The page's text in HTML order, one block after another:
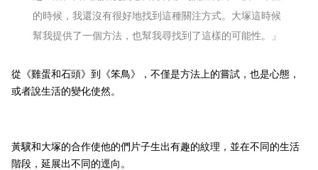
的時候，我還沒有很好地找到這種關注方式。大塚這時候
幫我提供了一個方法，也幫我尋找到了這樣的可能性。」
從《雞蛋和石頭》到《笨鳥》，不僅是方法上的嘗試，也是心態，
或者說生活的變化使然。
黃驥和大塚的合作使他的們片子生出有趣的紋理，並在不同的生活
階段，延展出不同的逕向。